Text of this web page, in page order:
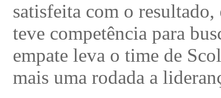
satisfeita com o
teve competência para
empate leva o time de
mais uma rodada a